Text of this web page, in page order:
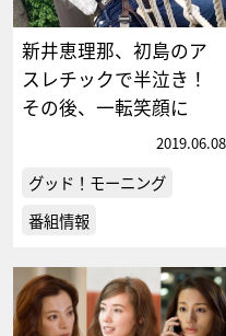
新井恵理那、初島のア
スレチックで半泣き！
その後、一転笑顔に
2019.06.08
グッド！モーニング
番組情報